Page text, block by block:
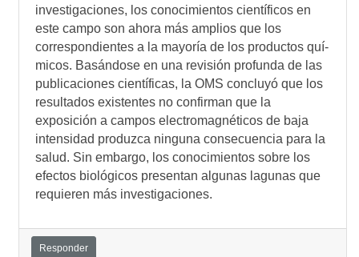
investigaciones, los conocimientos cientí­ficos en
este campo son ahora más amplios que los
correspondientes a la mayorí­a de los productos quí­
micos. Basándose en una revisión profunda de las
publicaciones cientí­ficas, la OMS concluyó que los
resultados existentes no confirman que la
exposición a campos electromagnéticos de baja
intensidad produzca ninguna consecuencia para la
salud. Sin embargo, los conocimientos sobre los
efectos biológicos presentan algunas lagunas que
requieren más investigaciones.
Responder